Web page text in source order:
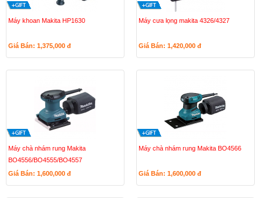
Máy khoan Makita HP1630
Giá Bán: 1,375,000 đ
Máy cưa lọng makita 4326/4327
Giá Bán: 1,420,000 đ
Máy chà nhám rung Makita
BO4556/BO4555/BO4557
Giá Bán: 1,600,000 đ
Máy chà nhám rung Makita BO4566
Giá Bán: 1,600,000 đ